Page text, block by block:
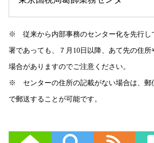
※ 従来から内部事務のセンター化を先行し
署であっても、７月10日以降、あて先の住
場合がありますのでご注意ください。
※ センターの住所の記載がない場合は、郵
で郵送することが可能です。